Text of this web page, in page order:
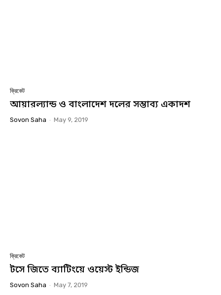
ক্রিকেট
আয়ারল্যান্ড ও বাংলাদেশ দলের সম্ভাব্য একাদশ
Sovon Saha - May 9, 2019
ক্রিকেট
টসে জিতে ব্যাটিংয়ে ওয়েস্ট ইন্ডিজ
Sovon Saha - May 7, 2019